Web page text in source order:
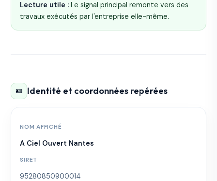
Lecture utile : Le signal principal remonte vers des
travaux exécutés par l'entreprise elle-même.
🪪 Identité et coordonnées repérées
NOM AFFICHÉ
A Ciel Ouvert Nantes
SIRET
95280850900014